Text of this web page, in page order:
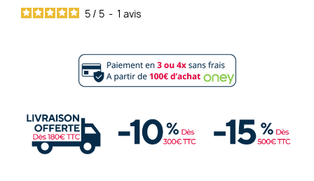
5 / 5 - 1 avis